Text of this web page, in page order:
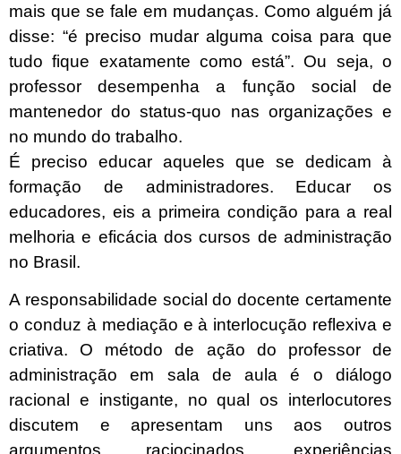
mais que se fale em mudanças. Como alguém já
disse: “é preciso mudar alguma coisa para que
tudo fique exatamente como está”. Ou seja, o
professor desempenha a função social de
mantenedor do status-quo nas organizações e
no mundo do trabalho.
É preciso educar aqueles que se dedicam à
formação de administradores. Educar os
educadores, eis a primeira condição para a real
melhoria e eficácia dos cursos de administração
no Brasil.
A responsabilidade social do docente certamente
o conduz à mediação e à interlocução reflexiva e
criativa. O método de ação do professor de
administração em sala de aula é o diálogo
racional e instigante, no qual os interlocutores
discutem e apresentam uns aos outros